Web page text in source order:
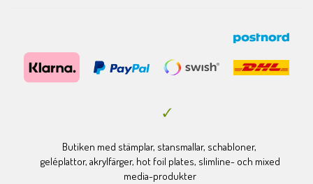
Butiken med stämplar, stansmallar, schabloner,
geléplattor, akrylfärger, hot foil plates, slimline- och mixed
media-produkter